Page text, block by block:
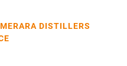
DISTILLERS